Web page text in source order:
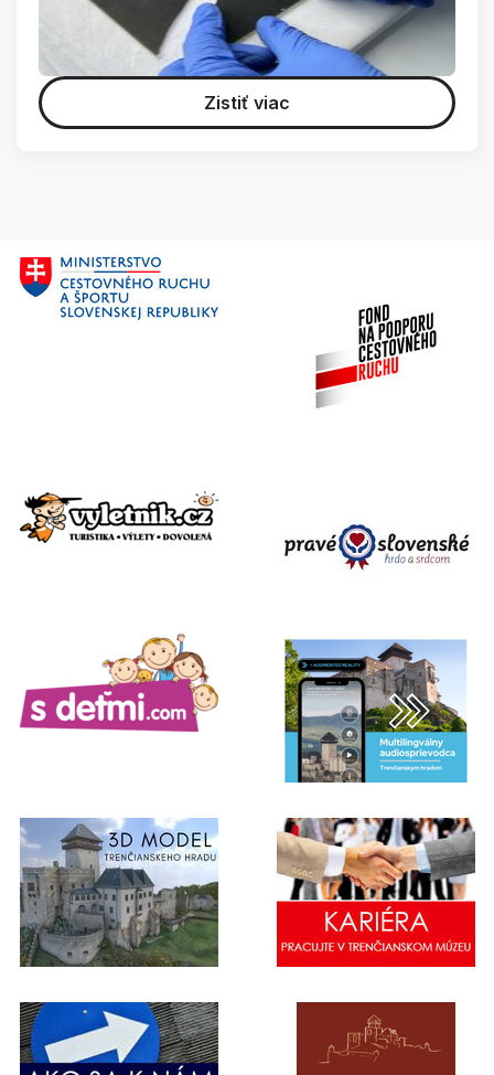
Zistiť viac